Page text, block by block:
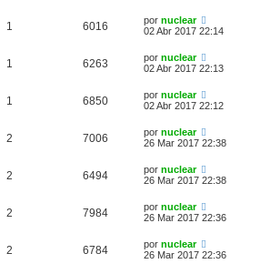
1 6016 por nuclear
02 Abr 2017 22:14
1 6263 por nuclear
02 Abr 2017 22:13
1 6850 por nuclear
02 Abr 2017 22:12
2 7006 por nuclear
26 Mar 2017 22:38
2 6494 por nuclear
26 Mar 2017 22:38
2 7984 por nuclear
26 Mar 2017 22:36
2 6784 por nuclear
26 Mar 2017 22:36